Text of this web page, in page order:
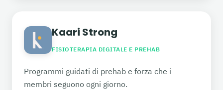
Kaari Strong
FISIOTERAPIA DIGITALE E PREHAB
Programmi guidati di prehab e forza che i
membri seguono ogni giorno.